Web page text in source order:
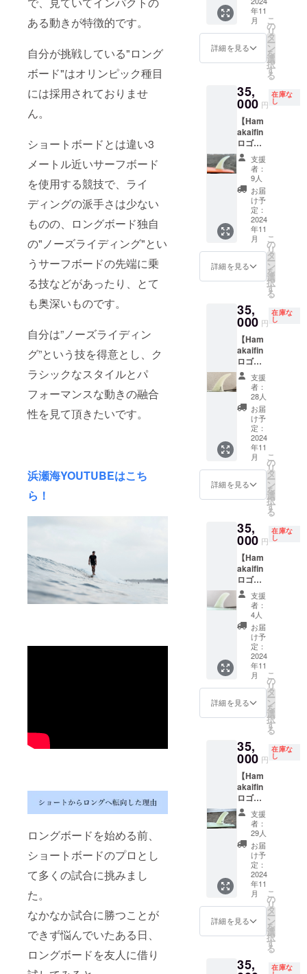
ある動きが特徴的です。
自分が挑戦している"ロング
ボード"はオリンピック種目
には採用されておりませ
ん。
ショートボードとは違い3
メートル近いサーフボード
を使用する競技で、ライ
ディングの派手さは少ない
ものの、ロングボード独自
の"ノーズライディング"とい
うサーフボードの先端に乗
る技などがあったり、とて
も奥深いものです。
自分は”ノーズライディン
グ”という技を得意とし、ク
ラシックなスタイルとパ
フォーマンスな動きの融合
性を見て頂きたいです。
浜瀬海YOUTUBEはこち
ら！
ロングボードを始める前、
ショートボードのプロとし
て多くの試合に挑みまし
た。
なかなか試合に勝つことが
できず悩んでいたある日、
ロングボードを友人に借り
す。 ＋
自分の
SNSで
の宣伝
もさせ
期限
2024年
10月ま
で
（WLT
の大会
が2024
年10月
までな
のでそ
の期間
のみと
なりま
す）
類）】
Hamak
aifinと
Billabo
ngがコ
ラボし
ジナルT
シャツ
を提供
しま
す。 ・
サイズ
展開：L
・カ
ラー展
開：
白 ロ
ゴ黒 ※
送料込
み。写
真はイ
メージ
です。
環境に
よって
異なり
ますの
でご注
意下さ
い。 ご
購入後
の返品
やサイ
ズの変
更不
可。ご
理解の
上ご購
入をお
願い致
年11
月
詳細を見る
こ
の
リ
タ
ー
ン
を
選
択
す
る
35,
000 円
在庫な
し
【Ham
akaifin
ロゴ
ホワイ
ト】 浜
瀬海シ
グネー
チャー
フィン
を提供
しま
す。 オ
リジナ
ルフィ
ンケー
ス付き
・
model:
Talente
d ・サ
イズ
10 ・
Logo
白
支援
者：
9人
お届
け予
定：
2024
年11
月
詳細を見る
こ
の
リ
タ
ー
ン
を
選
択
す
る
35,
000 円
在庫な
し
【Ham
akaifin
ロゴ
ブラッ
ク】 浜
瀬海シ
グネー
チャー
フィン
を提供
しま
す。 オ
リジナ
ルフィ
ンケー
ス付き
・
model:
Talente
d ・サ
イズ
10 ・
Logo 黒
支援
者：
28人
お届
け予
定：
2024
年11
月
詳細を見る
こ
の
リ
タ
ー
ン
を
選
択
す
る
35,
000 円
在庫な
し
【Ham
akaifin
ロゴ
ホワイ
ト】 浜
瀬海シ
グネー
チャー
フィン
を提供
しま
す。 オ
リジナ
ルフィ
ンケー
ス付き
・
model:
Floating
Current
・サイ
ズ 9.5
・Logo
白
支援
者：
4人
お届
け予
定：
2024
年11
月
詳細を見る
こ
の
リ
タ
ー
ン
を
選
択
す
る
35,
000 円
在庫な
し
【Ham
akaifin
ロゴ
ブラッ
ク】 浜
瀬海シ
グネー
チャー
フィン
を提供
しま
す。 オ
リジナ
ルフィ
ンケー
ス付き
・
支援
者：
29人
お届
け予
定：
2024
年11
月
詳細を見る
こ
の
リ
タ
ー
ン
を
選
択
す
る
35, 在庫な